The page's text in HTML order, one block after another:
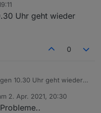
Uhr geht wieder
0
10.30 Uhr geht wieder
2. Apr. 2021, 20:30
von